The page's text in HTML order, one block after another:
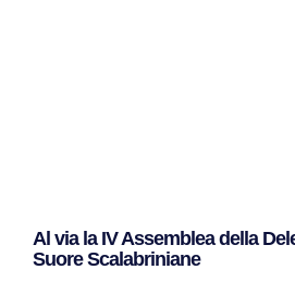
Al via la IV Assemblea della
Suore Scalabriniane